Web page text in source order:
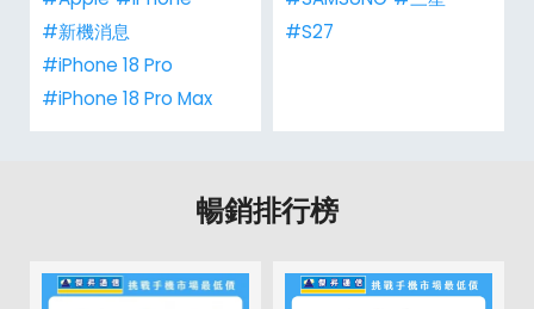
#新機消息
#iPhone 18 Pro
#iPhone 18 Pro Max
#S27
暢銷排行榜